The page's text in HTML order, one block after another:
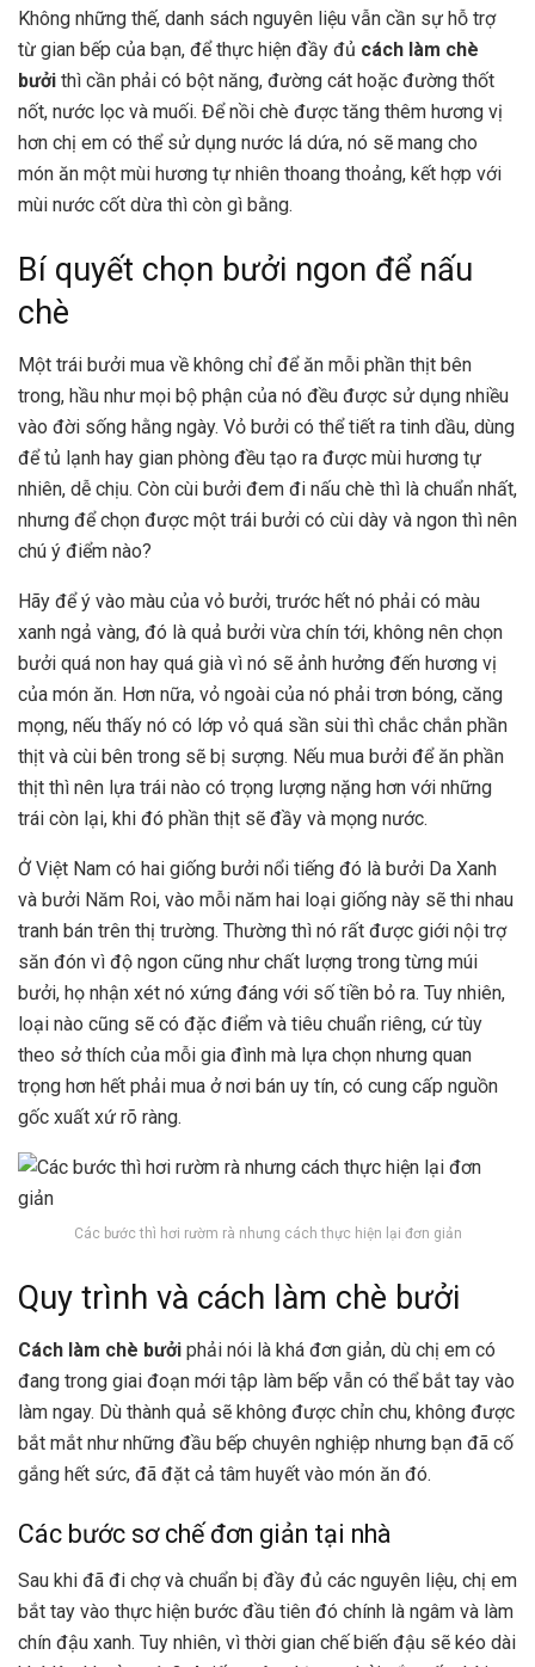
Không những thế, danh sách nguyên liệu vẫn cần sự hỗ trợ
từ gian bếp của bạn, để thực hiện đầy đủ cách làm chè
bưởi thì cần phải có bột năng, đường cát hoặc đường thốt
nốt, nước lọc và muối. Để nồi chè được tăng thêm hương vị
hơn chị em có thể sử dụng nước lá dứa, nó sẽ mang cho
món ăn một mùi hương tự nhiên thoang thoảng, kết hợp với
mùi nước cốt dừa thì còn gì bằng.
Bí quyết chọn bưởi ngon để nấu
chè
Một trái bưởi mua về không chỉ để ăn mỗi phần thịt bên
trong, hầu như mọi bộ phận của nó đều được sử dụng nhiều
vào đời sống hằng ngày. Vỏ bưởi có thể tiết ra tinh dầu, dùng
để tủ lạnh hay gian phòng đều tạo ra được mùi hương tự
nhiên, dễ chịu. Còn cùi bưởi đem đi nấu chè thì là chuẩn nhất,
nhưng để chọn được một trái bưởi có cùi dày và ngon thì nên
chú ý điểm nào?
Hãy để ý vào màu của vỏ bưởi, trước hết nó phải có màu
xanh ngả vàng, đó là quả bưởi vừa chín tới, không nên chọn
bưởi quá non hay quá già vì nó sẽ ảnh hưởng đến hương vị
của món ăn. Hơn nữa, vỏ ngoài của nó phải trơn bóng, căng
mọng, nếu thấy nó có lớp vỏ quá sần sùi thì chắc chắn phần
thịt và cùi bên trong sẽ bị sượng. Nếu mua bưởi để ăn phần
thịt thì nên lựa trái nào có trọng lượng nặng hơn với những
trái còn lại, khi đó phần thịt sẽ đầy và mọng nước.
Ở Việt Nam có hai giống bưởi nổi tiếng đó là bưởi Da Xanh
và bưởi Năm Roi, vào mỗi năm hai loại giống này sẽ thi nhau
tranh bán trên thị trường. Thường thì nó rất được giới nội trợ
săn đón vì độ ngon cũng như chất lượng trong từng múi
bưởi, họ nhận xét nó xứng đáng với số tiền bỏ ra. Tuy nhiên,
loại nào cũng sẽ có đặc điểm và tiêu chuẩn riêng, cứ tùy
theo sở thích của mỗi gia đình mà lựa chọn nhưng quan
trọng hơn hết phải mua ở nơi bán uy tín, có cung cấp nguồn
gốc xuất xứ rõ ràng.
Các bước thì hơi rườm rà nhưng cách thực hiện lại đơn giản
Quy trình và cách làm chè bưởi
Cách làm chè bưởi phải nói là khá đơn giản, dù chị em có
đang trong giai đoạn mới tập làm bếp vẫn có thể bắt tay vào
làm ngay. Dù thành quả sẽ không được chỉn chu, không được
bắt mắt như những đầu bếp chuyên nghiệp nhưng bạn đã cố
gắng hết sức, đã đặt cả tâm huyết vào món ăn đó.
Các bước sơ chế đơn giản tại nhà
Sau khi đã đi chợ và chuẩn bị đầy đủ các nguyên liệu, chị em
bắt tay vào thực hiện bước đầu tiên đó chính là ngâm và làm
chín đậu xanh. Tuy nhiên, vì thời gian chế biến đậu sẽ kéo dài